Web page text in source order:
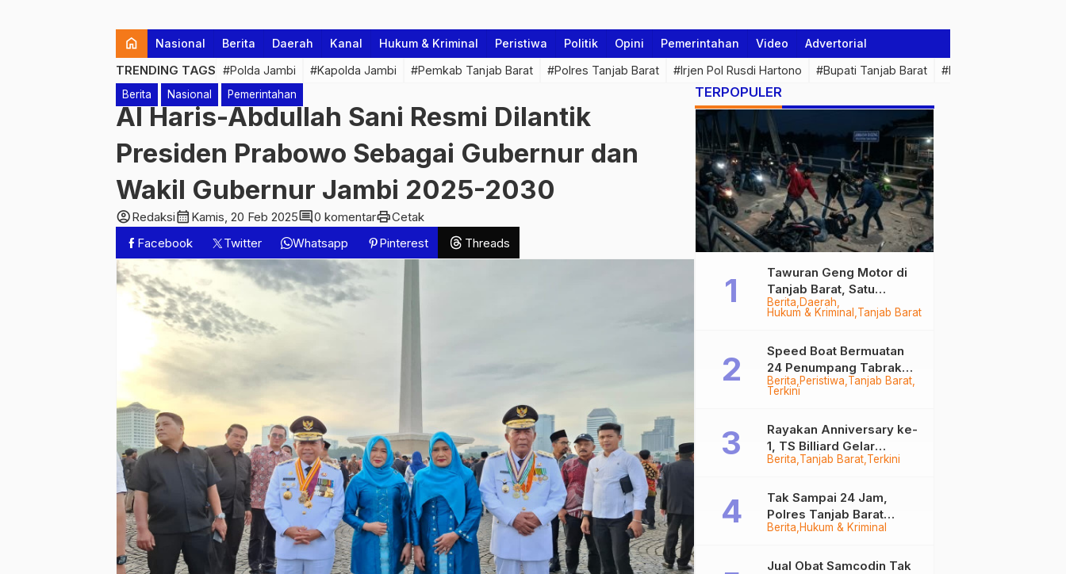
home Nasional Berita Daerah Kanal Hukum & Kriminal Peristiwa Politik Opini Pemerintahan Video Advertorial
TRENDING TAGS #Polda Jambi #Kapolda Jambi #Pemkab Tanjab Barat #Polres Tanjab Barat #Irjen Pol Rusdi Hartono #Bupati Tanjab Barat #Pemprov Jambi
Berita Nasional Pemerintahan
Al Haris-Abdullah Sani Resmi Dilantik
Presiden Prabowo Sebagai Gubernur dan
Wakil Gubernur Jambi 2025-2030
account_circleRedaksicalendar_month Kamis, 20 Feb 2025comment0 komentarprintCetak
Facebook
Twitter Whatsapp Pinterest Threads
TERPOPULER
Berita Daerah
Hukum & Kriminal Tanjab Barat
Tawuran Geng Motor di
Tanjab Barat, Satu
Remaja Kritis Dibacok, 3
Pelaku Ditangkap
Berita Peristiwa Tanjab Barat
Terkini
Speed Boat Bermuatan
24 Penumpang Tabrak
Togok di Kuala Tungkal,
Berita Tanjab Barat Terkini
Rayakan Anniversary ke-
1, TS Billiard Gelar
Turnamen 9 Ball
Berita Hukum & Kriminal
Tak Sampai 24 Jam,
Polres Tanjab Barat
Ringkus Komplotan
Tungkal
Jual Obat Samcodin Tak